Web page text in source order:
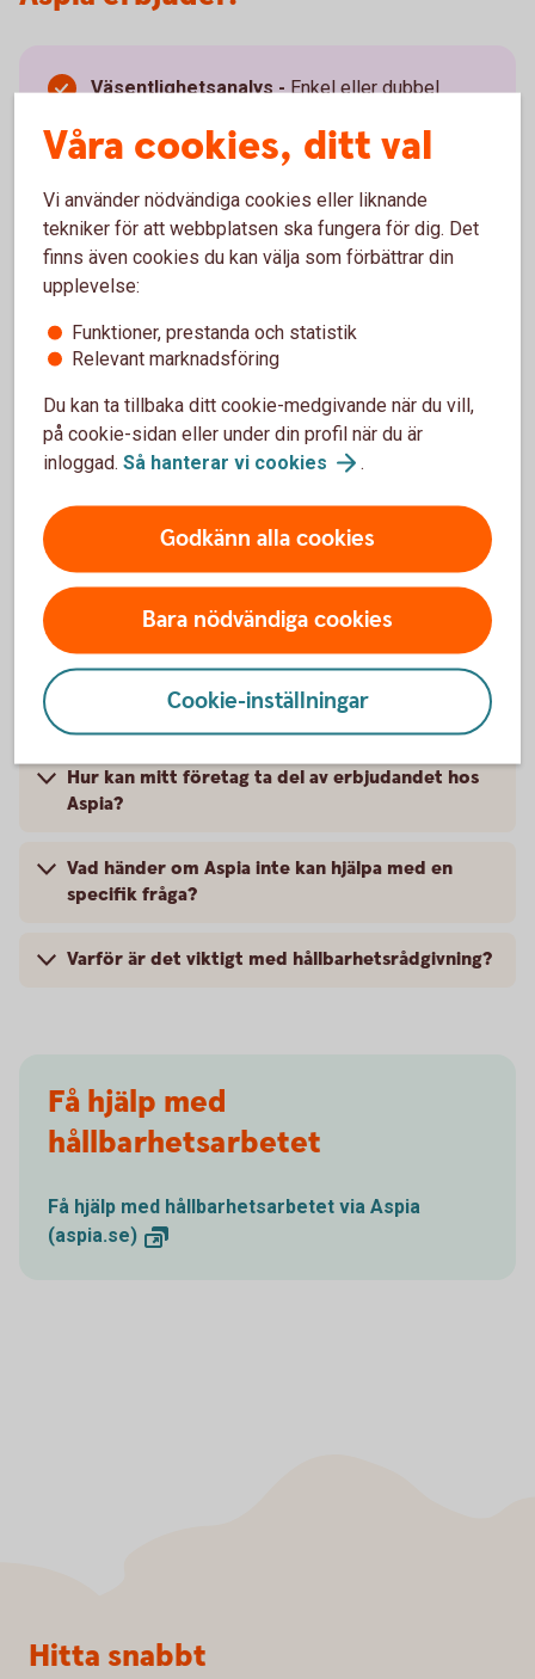
Väsentlighetsanalys -Enkel eller dubbel
Hållbarhetsplan -Kort- och långsiktiga
mätbara hållbarhetsmål.
Hållbarhetsrapport -Frivillig eller lagstadgad
hållbarhetsrapport enligt gällande
rapporteringskrav.
PureAct -
Aspias ledningssystem som
underlättar måluppföljning.
Kvalificerad ESG rådgivning -
Frågor och svar om Aspia och
erbjudandet
Hur kan Aspias erbjudande hjälpa mitt företag?
Hur kan mitt företag ta del av erbjudandet hos
Aspia?
Vad händer om Aspia inte kan hjälpa med en
specifik fråga?
Varför är det viktigt med hållbarhetsrådgivning?
Få hjälp med
hållbarhetsarbetet
Få hjälp med hållbarhetsarbetet via Aspia
(aspia.se)
Våra cookies, ditt val
Vi använder nödvändiga cookies eller liknande
tekniker för att webbplatsen ska fungera för dig. Det
finns även cookies du kan välja som förbättrar din
upplevelse:
Funktioner, prestanda och statistik
Relevant marknadsföring
Du kan ta tillbaka ditt cookie-medgivande när du vill,
på cookie-sidan eller under din profil när du är
inloggad. Så hanterar vi cookies .
Godkänn alla cookies
Bara nödvändiga cookies
Cookie-inställningar
Sidfot
Hitta snabbt